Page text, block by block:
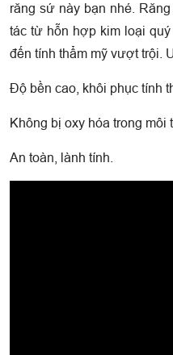
răng sứ này bạn nhé.
tác từ hỗn hợp kim loại
đến tính thẩm mỹ vượt trội.
Độ bền cao, khôi phục tính
Không bị oxy hóa trong môi
An toàn, lành tính.